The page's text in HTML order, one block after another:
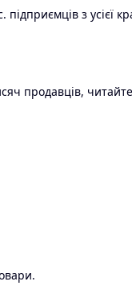
з усієї
продавців, читайте